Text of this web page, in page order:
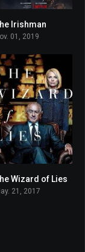
Irishman
01, 2019
6.8
Wizard of Lies
21, 2017